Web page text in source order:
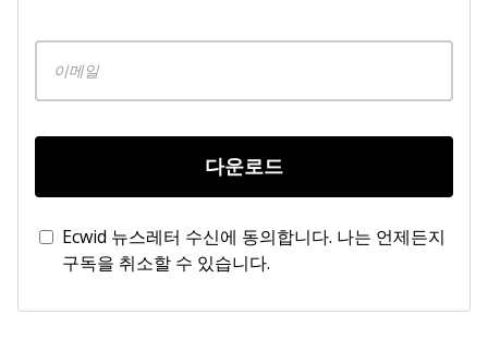
다운로드
Ecwid 뉴스레터 수신에 동의합니다. 나는 언제든지
구독을 취소할 수 있습니다.